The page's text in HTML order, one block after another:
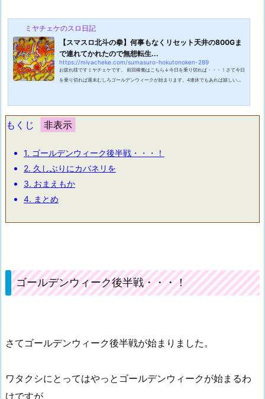
ミヤチェケのスロ日記
【スマスロ北斗の拳】何事もなくリセット天井の800Gま
で連れてかれたので無想転生...
https://miyacheke.com/sumasuro-hokutonoken-289
お疲れ様ですミヤチェケです。 前回稼働はこちら↓今日を乗り切れば・・・！さて今日
を乗り切れば週末むしろゴールデンウィークが始まります。4連休でもあれば嬉しいな
らね。テレビを見ればどこもかしこも観光地のニュースばかり。だがしかし今日さえ乗
り切れば・・・！なんだか今日は頑...
もくじ
1. ゴールデンウィーク後半戦・・・！
2. 久しぶりにカバネリを
3. おまえもか
4. まとめ
ゴールデンウィーク後半戦・・・！
さてゴールデンウィーク後半戦が始まりました。
ワタクシにとってはやっとゴールデンウィークが始まるわ
けですが